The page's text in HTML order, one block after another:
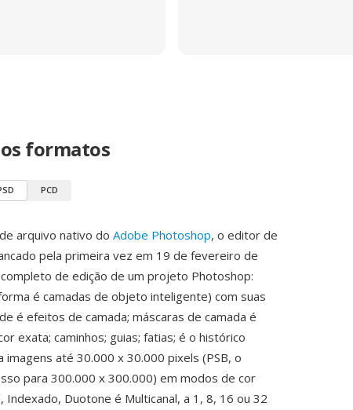
formatos
PCD
arquivo nativo do Adobe Photoshop, o editor de
pela primeira vez em 19 de fevereiro de
de edição de um projeto Photoshop:
é camadas de objeto inteligente) com suas
é efeitos de camada; máscaras de camada é
exata; caminhos; guias; fatias; é o histórico
até 30.000 x 30.000 pixels (PSB, o
para 300.000 x 300.000) em modos de cor
Indexado, Duotone é Multicanal, a 1, 8, 16 ou 32